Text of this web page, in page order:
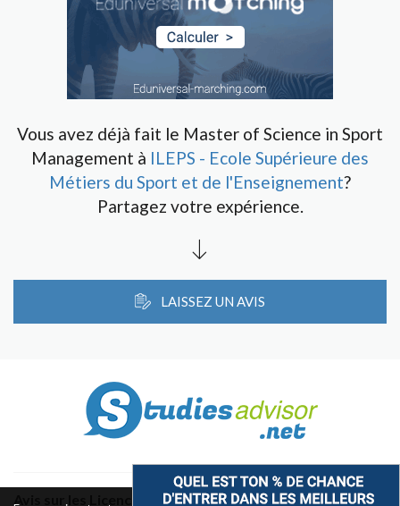
Vous avez déjà fait le Master of Science in Sport
Management à ILEPS - Ecole Supérieure des
Métiers du Sport et de l'Enseignement?
Partagez votre expérience.
LAISSEZ UN AVIS
Avis sur les Licences & Bachelors